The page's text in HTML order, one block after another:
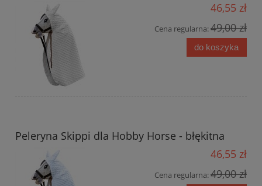
46,55 zł
Cena regularna:49,00 zł
do koszyka
Peleryna Skippi dla Hobby Horse - błękitna
46,55 zł
Cena regularna:49,00 zł